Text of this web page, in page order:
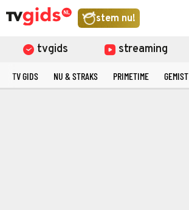
stem nu!
tvgids streaming
TV GIDS NU & STRAKS PRIMETIME GEMIST